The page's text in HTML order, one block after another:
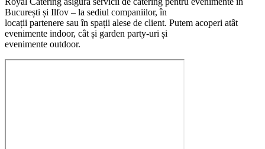
București și Ilfov – la sediul companiilor, în
locații partenere sau în spații alese de client. Putem acoperi atât
evenimente indoor, cât și garden party-uri și
evenimente outdoor.